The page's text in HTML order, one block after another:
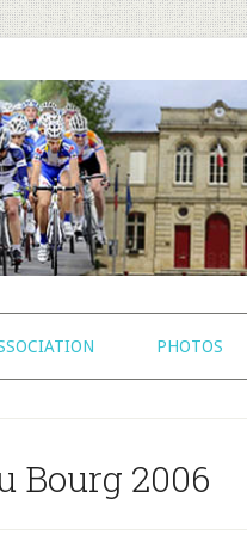
PHOTOS
Bourg 2006